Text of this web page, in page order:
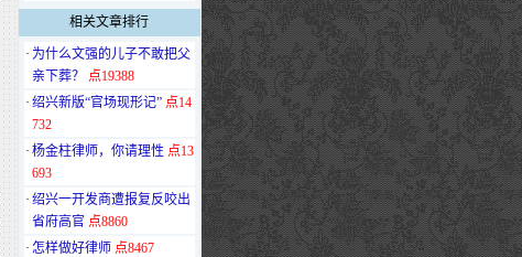
相关文章排行
· 为什么文强的儿子不敢把父
亲下葬？
点19388
· 绍兴新版“官场现形记” 点14
732
· 杨金柱律师，你请理性 点13
693
· 绍兴一开发商遭报复反咬出
省府高官 点8860
· 怎样做好律师 点8467